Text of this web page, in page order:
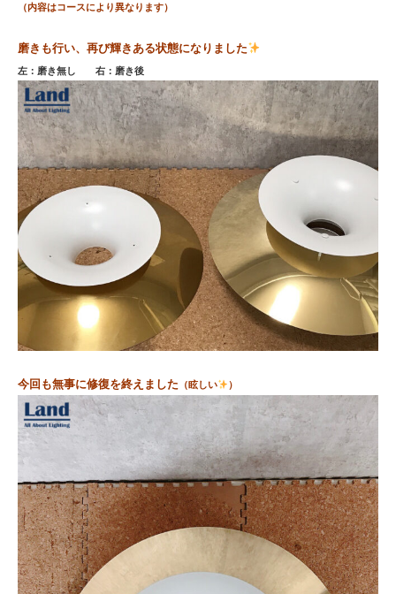
（内容はコースにより異なります）
磨きも行い、再び輝きある状態になりました
左：磨き無し 右：磨き後
今回も無事に修復を終えました （眩しい ）